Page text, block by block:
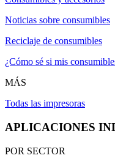
Noticias sobre consumibles
Reciclaje de consumibles
¿Cómo sé si mis
MÁS
Todas las impresoras
APLICACIONES
POR SECTOR